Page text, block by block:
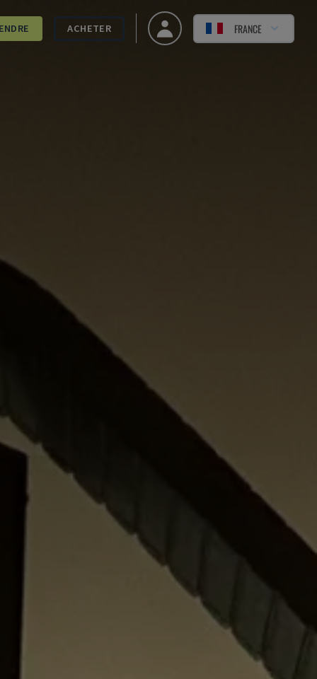
ACHETER FRANCE